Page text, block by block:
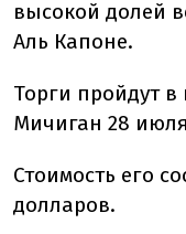
высокой долей
Аль Капоне.
Торги пройдут в
Мичиган 28
Стоимость его
долларов.